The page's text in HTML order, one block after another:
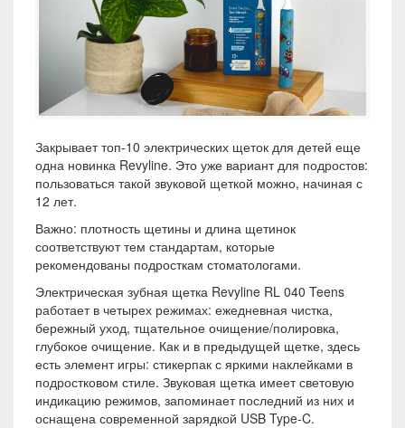
Закрывает топ-10 электрических щеток для детей еще
одна новинка Revyline. Это уже вариант для подростов:
пользоваться такой звуковой щеткой можно, начиная с
12 лет.
Важно: плотность щетины и длина щетинок
соответствуют тем стандартам, которые
рекомендованы подросткам стоматологами.
Электрическая зубная щетка Revyline RL 040 Teens
работает в четырех режимах: ежедневная чистка,
бережный уход, тщательное очищение/полировка,
глубокое очищение. Как и в предыдущей щетке, здесь
есть элемент игры: стикерпак с яркими наклейками в
подростковом стиле. Звуковая щетка имеет световую
индикацию режимов, запоминает последний из них и
оснащена современной зарядкой USB Type-C.